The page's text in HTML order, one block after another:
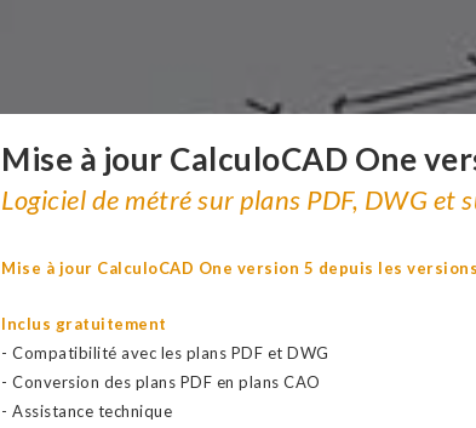
Mise à jour CalculoCAD One
Logiciel de métré sur plans PDF, DWG et
Mise à jour CalculoCAD One version 5 depuis les
Inclus gratuitement
- Compatibilité avec les plans PDF et DWG
- Conversion des plans PDF en plans CAO
- Assistance technique